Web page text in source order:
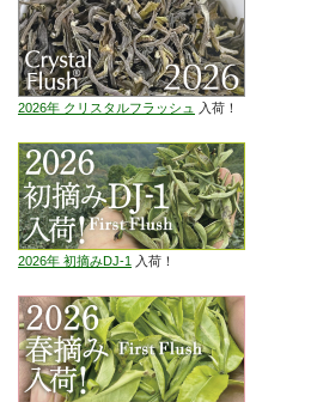
2026年 クリスタルフラッシュ 入荷！
2026年 初摘みDJ-1 入荷！